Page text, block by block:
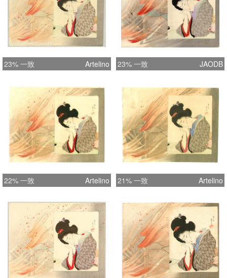
23% 一致 Artelino 23% 一致 JAODB
22% 一致 Artelino 21% 一致 Artelino